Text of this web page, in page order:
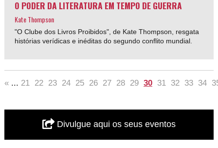
O PODER DA LITERATURA EM TEMPO DE GUERRA
Kate Thompson
"O Clube dos Livros Proibidos", de Kate Thompson, resgata
histórias verídicas e inéditas do segundo conflito mundial.
« ... 21 22 23 24 25 26 27 28 29 30 31 32 33 34
Divulgue aqui os seus eventos